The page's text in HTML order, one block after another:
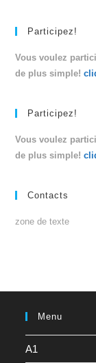
Participez!
Vous voulez
de plus simple!
Participez!
Vous voulez
de plus simple!
Contacts
zone de texte
Menu
A1